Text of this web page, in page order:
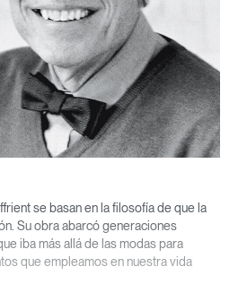
se basan en la filosofía de que la
Su obra abarcó generaciones
iba más allá de las modas para
que empleamos en nuestra vida